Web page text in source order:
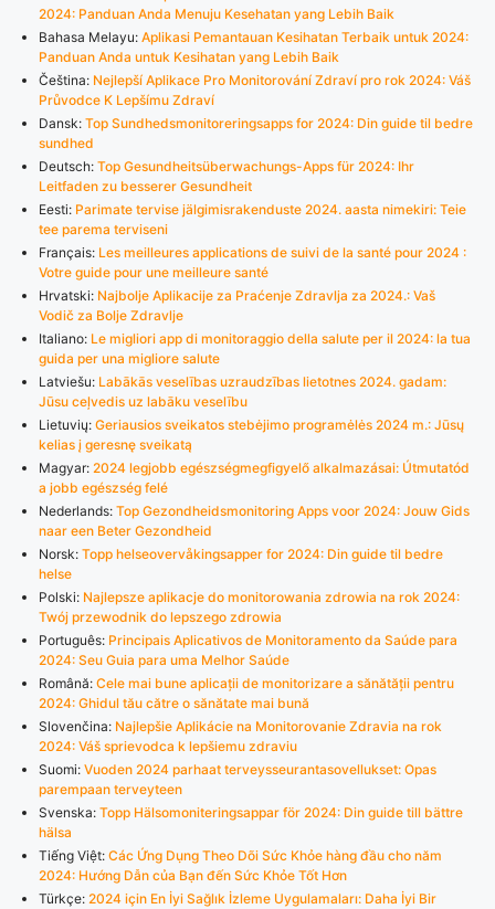
2024: Panduan Anda Menuju Kesehatan yang Lebih Baik
Bahasa Melayu: Aplikasi Pemantauan Kesihatan Terbaik untuk 2024:
Panduan Anda untuk Kesihatan yang Lebih Baik
Čeština: Nejlepší Aplikace Pro Monitorování Zdraví pro rok 2024: Váš
Průvodce K Lepšímu Zdraví
Dansk: Top Sundhedsmonitoreringsapps for 2024: Din guide til bedre
sundhed
Deutsch: Top Gesundheitsüberwachungs-Apps für 2024: Ihr
Leitfaden zu besserer Gesundheit
Eesti: Parimate tervise jälgimisrakenduste 2024. aasta nimekiri: Teie
tee parema terviseni
Français: Les meilleures applications de suivi de la santé pour 2024 :
Votre guide pour une meilleure santé
Hrvatski: Najbolje Aplikacije za Praćenje Zdravlja za 2024.: Vaš
Vodič za Bolje Zdravlje
Italiano: Le migliori app di monitoraggio della salute per il 2024: la tua
guida per una migliore salute
Latviešu: Labākās veselības uzraudzības lietotnes 2024. gadam:
Jūsu ceļvedis uz labāku veselību
Lietuvių: Geriausios sveikatos stebėjimo programėlės 2024 m.: Jūsų
kelias į geresnę sveikatą
Magyar: 2024 legjobb egészségmegfigyelő alkalmazásai: Útmutatód
a jobb egészség felé
Nederlands: Top Gezondheidsmonitoring Apps voor 2024: Jouw Gids
naar een Beter Gezondheid
Norsk: Topp helseovervåkingsapper for 2024: Din guide til bedre
helse
Polski: Najlepsze aplikacje do monitorowania zdrowia na rok 2024:
Twój przewodnik do lepszego zdrowia
Português: Principais Aplicativos de Monitoramento da Saúde para
2024: Seu Guia para uma Melhor Saúde
Română: Cele mai bune aplicații de monitorizare a sănătății pentru
2024: Ghidul tău către o sănătate mai bună
Slovenčina: Najlepšie Aplikácie na Monitorovanie Zdravia na rok
2024: Váš sprievodca k lepšiemu zdraviu
Suomi: Vuoden 2024 parhaat terveysseurantasovellukset: Opas
parempaan terveyteen
Svenska: Topp Hälsomoniteringsappar för 2024: Din guide till bättre
hälsa
Tiếng Việt: Các Ứng Dụng Theo Dõi Sức Khỏe hàng đầu cho năm
2024: Hướng Dẫn của Bạn đến Sức Khỏe Tốt Hơn
Türkçe: 2024 için En İyi Sağlık İzleme Uygulamaları: Daha İyi Bir